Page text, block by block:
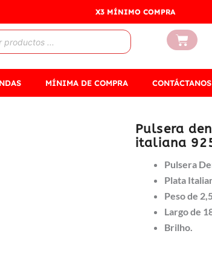
X3 MÍNIMO COMPRA
Carrito
MÍNIMA DE COMPRA CONTÁCTANOS
Pulsera
italiana
Pulsera
Plata
Peso de
Largo de
Brilho.